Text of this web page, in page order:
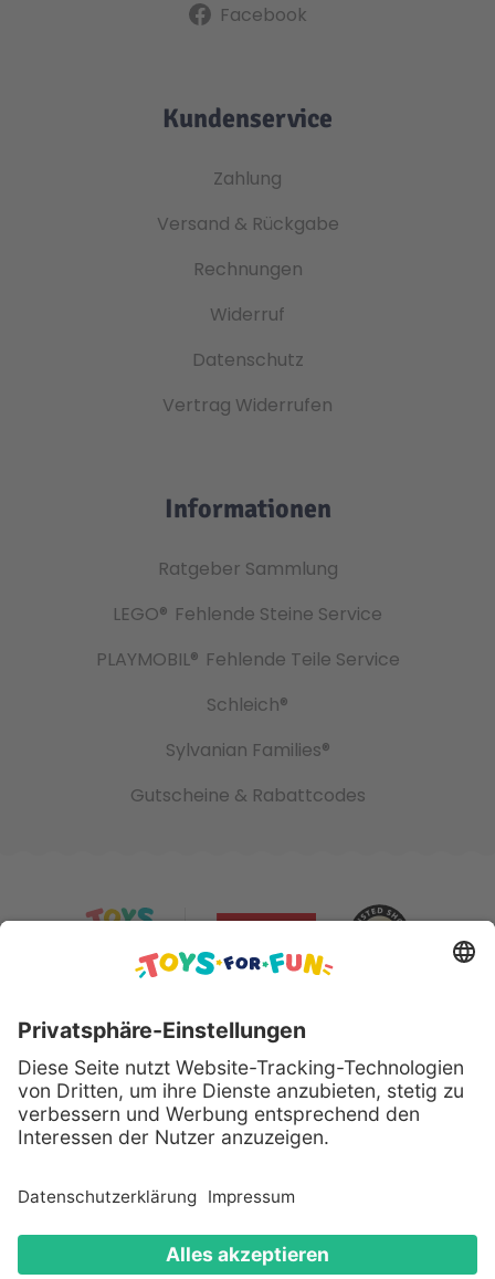
Facebook
Kundenservice
Zahlung
Versand & Rückgabe
Rechnungen
Widerruf
Datenschutz
Vertrag Widerrufen
Informationen
Ratgeber Sammlung
LEGO® Fehlende Steine Service
PLAYMOBIL® Fehlende Teile Service
Schleich®
Sylvanian Families®
Gutscheine & Rabattcodes
Sicher bezahlen mit:
Alle genannten Produkte und Logos sind eingetragene
Warenzeichen der jeweiligen Hersteller.
Copyright © 2008 - 2026 Toys for Fun GmbH - Alle